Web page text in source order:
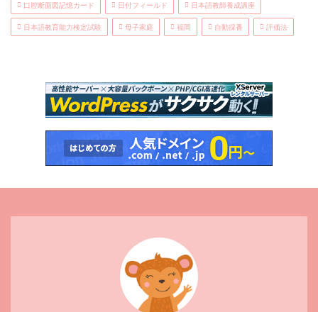
口腔断面図記憶カード 日付フィールド 日本語教師養成講座
日本語教育能力検定試験 母子家庭 福岡 自動採番 評価法